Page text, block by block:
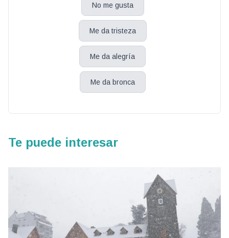
No me gusta
Me da tristeza
Me da alegría
Me da bronca
Te puede interesar